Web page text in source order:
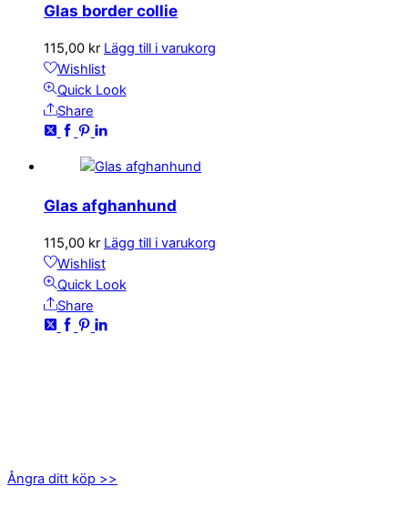
Glas border collie
115,00 kr Lägg till i varukorg
Wishlist
Quick Look
Share
Glas afghanhund
115,00 kr Lägg till i varukorg
Wishlist
Quick Look
Share
Ångra ditt köp >>